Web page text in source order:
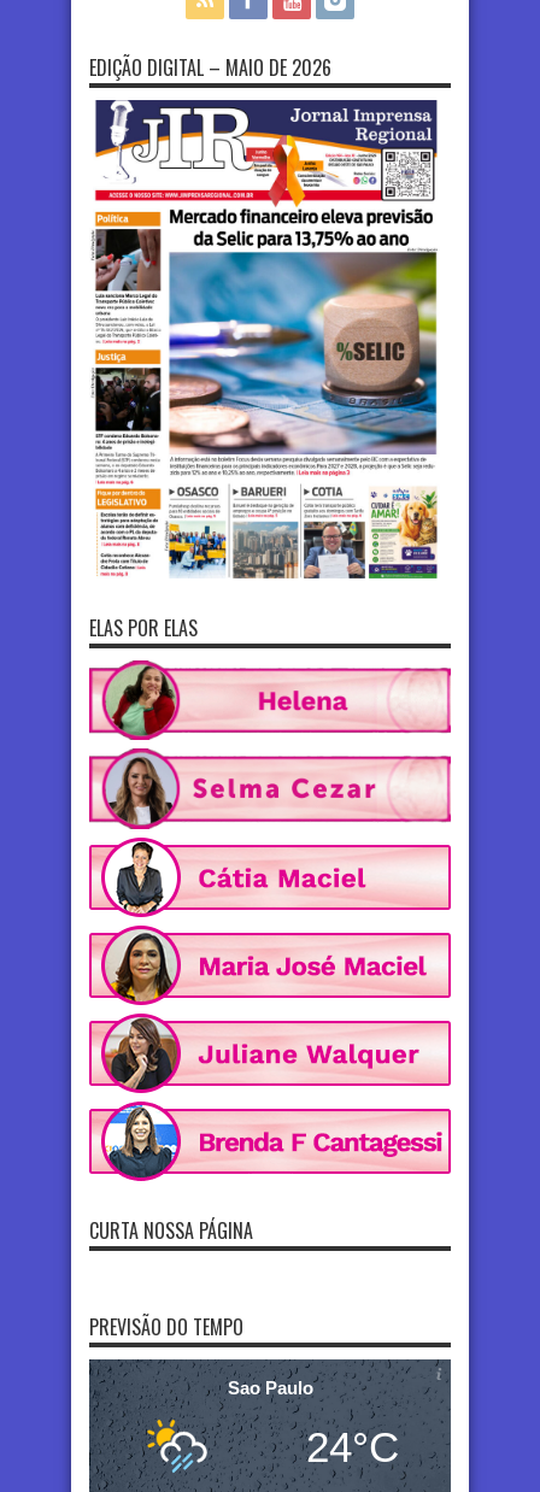
EDIÇÃO DIGITAL – MAIO DE 2026
ELAS POR ELAS
CURTA NOSSA PÁGINA
PREVISÃO DO TEMPO
Sao Paulo
24°C